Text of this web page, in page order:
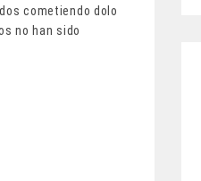
cometiendo dolo
no han sido